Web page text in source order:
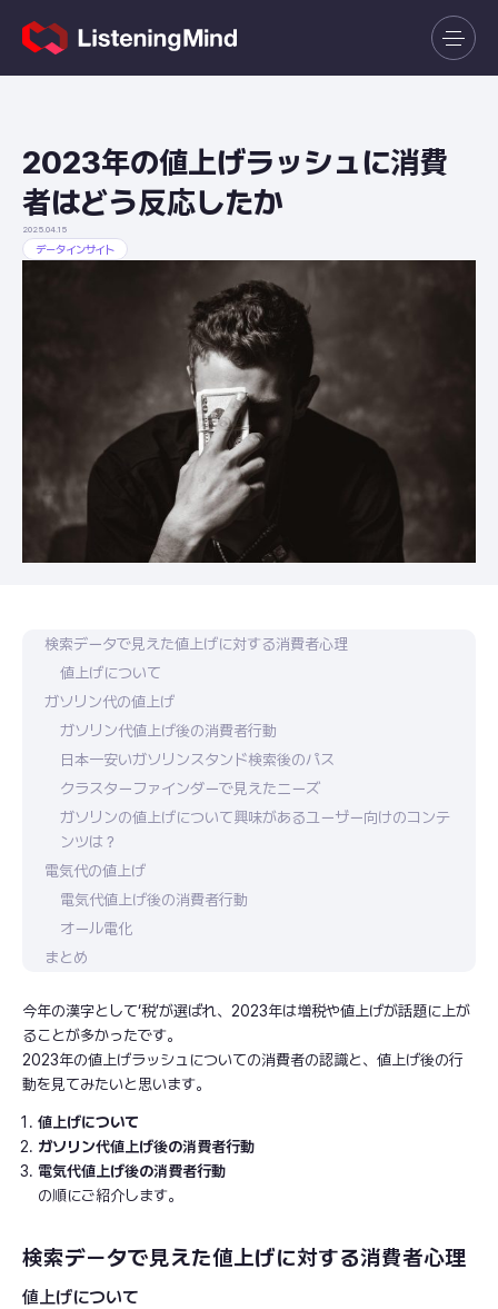
2023年の値上げラッシュに消費
者はどう反応したか
2025.04.15
データインサイト
今年の漢字として‘税’が選ばれ、2023年は増税や値上げが話題に上が
ることが多かったです。
2023年の値上げラッシュについての消費者の認識と、値上げ後の行
動を見てみたいと思います。
値上げについて
ガソリン代値上げ後の消費者行動
電気代値上げ後の消費者行動
の順にご紹介します。
検索データで見えた値上げに対する消費者心理
値上げについて
検索データで見えた値上げに対する消費者心理
値上げについて
ガソリン代の値上げ
ガソリン代値上げ後の消費者行動
日本一安いガソリンスタンド検索後のパス
クラスターファインダーで見えたニーズ
ガソリンの値上げについて興味があるユーザー向けのコンテ
ンツは？
電気代の値上げ
電気代値上げ後の消費者行動
オール電化
まとめ